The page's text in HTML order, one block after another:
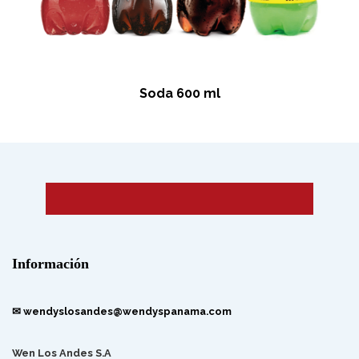
Soda 600 ml
Información
✉ wendyslosandes@wendyspanama.com
Wen Los Andes S.A